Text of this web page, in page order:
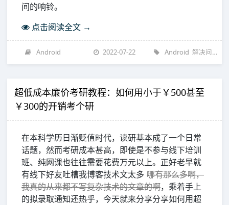
间的响铃。
点击阅读全文 →
Android 2022-07-22 Android 解决问题
超低成本廉价考研教程：如何用小于￥500甚至
￥300的开销考个研
在本科学历日渐贬值时代，读研基本成了一个日常
话题，然而考研成本甚高，即使是不参与线下培训
班、纯网课也往往需要花费万元以上。正好老早就
有线下好友吐槽我博客技术文太多 哪有那么多啊，
我真的从来都不写复杂技术的文章的啊，乘着手上
的拟录取通知还热乎，今天就来分享分享如何用超